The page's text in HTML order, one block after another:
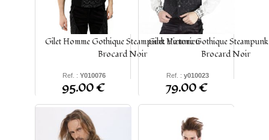
Gilet Homme Gothique Steampunk Victorien
Brocard Noir
Ref. : Y010076
S - M - L - XL - 2XL - 3XL
95.00 €
Gilet Homme Gothique
Brocard Noir
Ref. : y010023
S - M - L - XL - 2XL - 3XL
79.00 €